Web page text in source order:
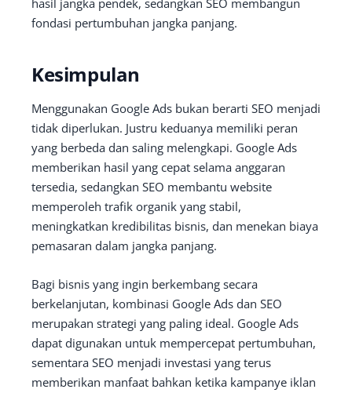
hasil jangka pendek, sedangkan SEO membangun
fondasi pertumbuhan jangka panjang.
Kesimpulan
Menggunakan Google Ads bukan berarti SEO menjadi
tidak diperlukan. Justru keduanya memiliki peran
yang berbeda dan saling melengkapi. Google Ads
memberikan hasil yang cepat selama anggaran
tersedia, sedangkan SEO membantu website
memperoleh trafik organik yang stabil,
meningkatkan kredibilitas bisnis, dan menekan biaya
pemasaran dalam jangka panjang.
Bagi bisnis yang ingin berkembang secara
berkelanjutan, kombinasi Google Ads dan SEO
merupakan strategi yang paling ideal. Google Ads
dapat digunakan untuk mempercepat pertumbuhan,
sementara SEO menjadi investasi yang terus
memberikan manfaat bahkan ketika kampanye iklan